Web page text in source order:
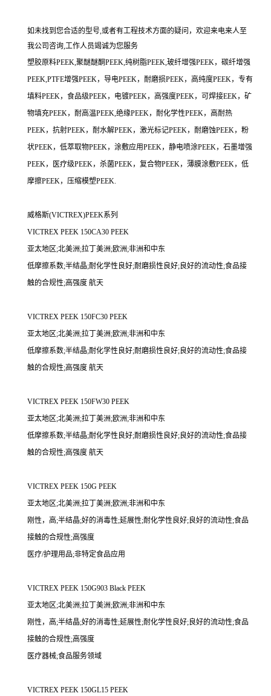
如未找到您合适的型号,或者有工程技术方面的疑问，欢迎来电来人至
我公司咨询,工作人员竭诚为您服务
塑胶原料PEEK,聚醚醚酮PEEK,纯树脂PEEK,玻纤增强PEEK，碳纤增强
PEEK,PTFE增强PEEK，导电PEEK，耐磨损PEEK，高纯度PEEK，专有
填料PEEK，食品级PEEK，电镀PEEK，高强度PEEK，可焊接EEK，矿
物填充PEEK，耐高温PEEK,绝缘PEEK，耐化学性PEEK，高耐热
PEEK，抗射PEEK，耐水解PEEK，激光标记PEEK，耐磨蚀PEEK，粉
状PEEK，低萃取物PEEK，涂敷应用PEEK，静电喷涂PEEK，石墨增强
PEEK，医疗级PEEK，杀菌PEEK，复合物PEEK，薄膜涂敷PEEK，低
摩擦PEEK，压缩模塑PEEK.
威格斯(VICTREX)PEEK系列
VICTREX PEEK 150CA30 PEEK
亚太地区;北美洲;拉丁美洲;欧洲;非洲和中东
低摩擦系数;半结晶;耐化学性良好;耐磨损性良好;良好的流动性;食品接
触的合规性;高强度 航天
VICTREX PEEK 150FC30 PEEK
亚太地区;北美洲;拉丁美洲;欧洲;非洲和中东
低摩擦系数;半结晶;耐化学性良好;耐磨损性良好;良好的流动性;食品接
触的合规性;高强度 航天
VICTREX PEEK 150FW30 PEEK
亚太地区;北美洲;拉丁美洲;欧洲;非洲和中东
低摩擦系数;半结晶;耐化学性良好;耐磨损性良好;良好的流动性;食品接
触的合规性;高强度 航天
VICTREX PEEK 150G PEEK
亚太地区;北美洲;拉丁美洲;欧洲;非洲和中东
刚性，高;半结晶;好的消毒性;延展性;耐化学性良好;良好的流动性;食品
接触的合规性;高强度
医疗/护理用品;非特定食品应用
VICTREX PEEK 150G903 Black PEEK
亚太地区;北美洲;拉丁美洲;欧洲;非洲和中东
刚性，高;半结晶;好的消毒性;延展性;耐化学性良好;良好的流动性;食品
接触的合规性;高强度
医疗器械;食品服务领域
VICTREX PEEK 150GL15 PEEK